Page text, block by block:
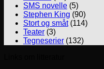
SMS novelle (5)
Stephen King (90)
Stort og småt(114)
Teater (3)
Tegneserier (132)